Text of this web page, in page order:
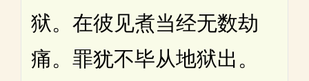
狱。在彼见煮当经无数劫
痛。罪犹不毕从地狱出。